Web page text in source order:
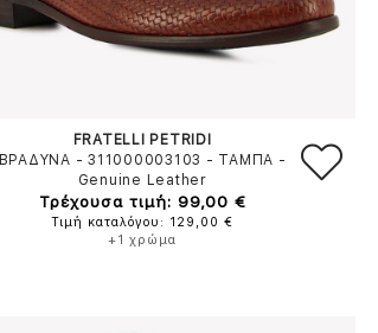
FRATELLI PETRIDI
ΒΡΑΔΥΝΑ - 311000003103 - ΤΑΜΠΑ -
Genuine Leather
Τρέχουσα τιμή: 99,00 €
Τιμή καταλόγου: 129,00 €
+1 χρώμα